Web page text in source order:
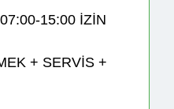
15:00 İZİN
+ SERVİS +